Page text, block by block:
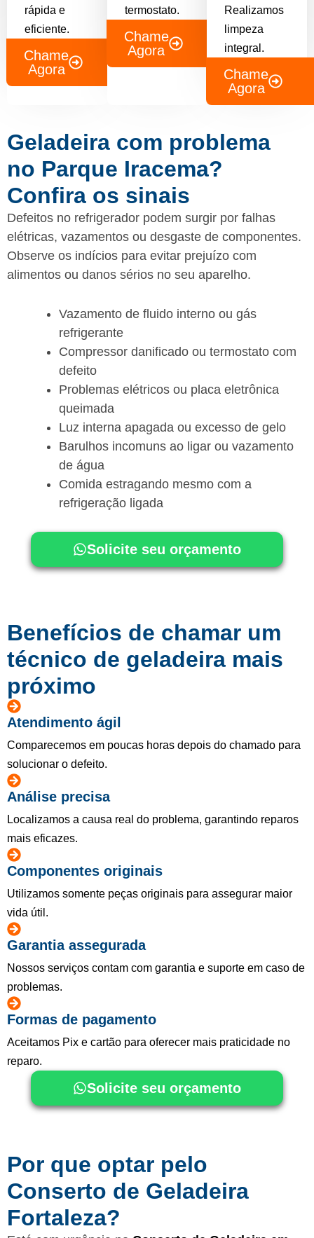
rápida e
eficiente.
Chame
Agora
termostato.
Chame
Agora
Realizamos
limpeza
integral.
Chame
Agora
Geladeira com problema
no Parque Iracema?
Confira os sinais
Defeitos no refrigerador podem surgir por falhas
elétricas, vazamentos ou desgaste de componentes.
Observe os indícios para evitar prejuízo com
alimentos ou danos sérios no seu aparelho.
Vazamento de fluido interno ou gás
refrigerante
Compressor danificado ou termostato com
defeito
Problemas elétricos ou placa eletrônica
queimada
Luz interna apagada ou excesso de gelo
Barulhos incomuns ao ligar ou vazamento
de água
Comida estragando mesmo com a
refrigeração ligada
Solicite seu orçamento
Benefícios de chamar um
técnico de geladeira mais
próximo
Atendimento ágil
Comparecemos em poucas horas depois do chamado para
solucionar o defeito.
Análise precisa
Localizamos a causa real do problema, garantindo reparos
mais eficazes.
Componentes originais
Utilizamos somente peças originais para assegurar maior
vida útil.
Garantia assegurada
Nossos serviços contam com garantia e suporte em caso de
problemas.
Formas de pagamento
Aceitamos Pix e cartão para oferecer mais praticidade no
reparo.
Solicite seu orçamento
Por que optar pelo
Conserto de Geladeira
Fortaleza?